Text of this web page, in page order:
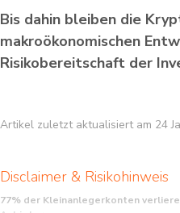
Bis dahin bleiben die
makroökonomischen
Risikobereitschaft der
Artikel zuletzt aktualisiert am 24
Disclaimer & Risikohinweis
77% der Kleinanlegerkonten